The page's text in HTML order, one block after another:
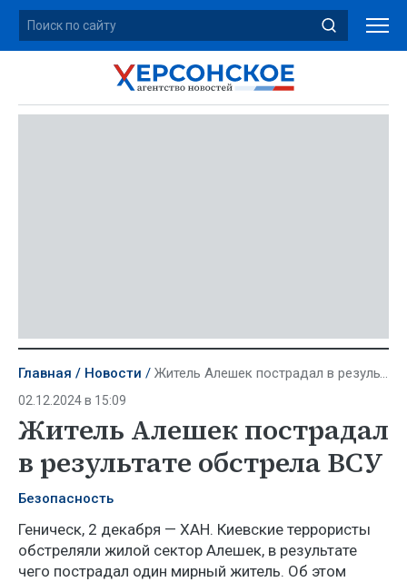
Главная Новости Житель Алешек пострадал в результате обстрела ВСУ
02.12.2024 в 15:09
Житель Алешек пострадал
в результате обстрела ВСУ
Безопасность
Геническ, 2 декабря — ХАН. Киевские террористы
обстреляли жилой сектор Алешек, в результате
чего пострадал один мирный житель. Об этом